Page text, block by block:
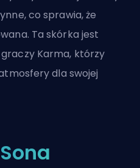
co sprawia, że
Ta skórka jest
Karma, którzy
dla swojej